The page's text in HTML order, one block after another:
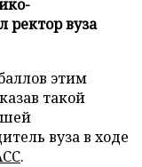
ректор вуза
этим
такой
вуза в ходе
.